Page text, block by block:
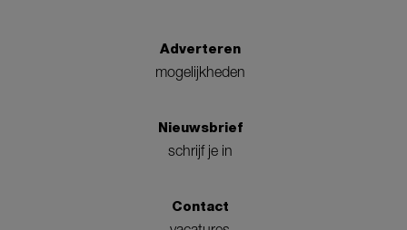
Adverteren
mogelijkheden
Nieuwsbrief
schrijf je in
Contact